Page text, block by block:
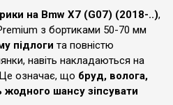
на Bmw X7 (G07) (2018-..),
з бортиками 50-70 мм
підлоги та повністю
навіть накладаються на
Це означає, що бруд, волога,
шансу зіпсувати